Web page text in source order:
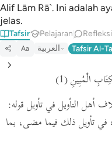
Alif Lām Rā`. Ini adalah
jelas.
Tafsir Pelajaran Refleksi
Aa العربية Tafsir Al-
الْمُبِينِ(1)
أهل التأويل في تأويل قوله:
في تأويل ذلك فيما مضى، بما